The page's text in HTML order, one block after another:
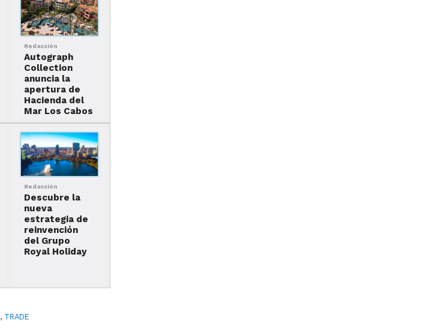
Redacción
Autograph
Collection
anuncia la
apertura de
Hacienda del
Mar Los Cabos
Redacción
Descubre la
nueva
estrategia de
reinvención
del Grupo
Royal Holiday
, TRADE